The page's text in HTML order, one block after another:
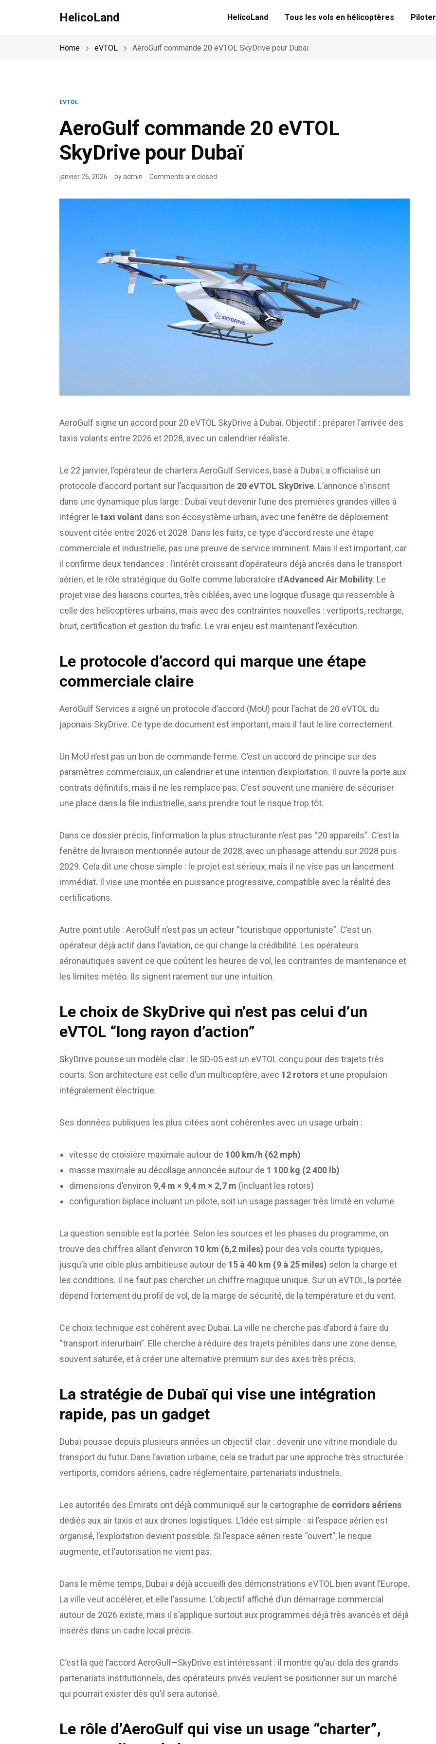
HelicoLand HelicoLand Tous les vols en hélicoptères Piloter
Home eVTOL AeroGulf commande 20 eVTOL SkyDrive pour Dubaï
EVTOL
AeroGulf commande 20 eVTOL
SkyDrive pour Dubaï
janvier 26, 2026 byadmin Comments are closed
AeroGulf signe un accord pour 20 eVTOL SkyDrive à Dubaï. Objectif : préparer l’arrivée des
taxis volants entre 2026 et 2028, avec un calendrier réaliste.
Le 22 janvier, l’opérateur de charters AeroGulf Services, basé à Dubaï, a officialisé un
protocole d’accord portant sur l’acquisition de 20 eVTOL SkyDrive. L’annonce s’inscrit
dans une dynamique plus large : Dubaï veut devenir l’une des premières grandes villes à
intégrer le taxi volant dans son écosystème urbain, avec une fenêtre de déploiement
souvent citée entre 2026 et 2028. Dans les faits, ce type d’accord reste une étape
commerciale et industrielle, pas une preuve de service imminent. Mais il est important, car
il confirme deux tendances : l’intérêt croissant d’opérateurs déjà ancrés dans le transport
aérien, et le rôle stratégique du Golfe comme laboratoire d’Advanced Air Mobility. Le
projet vise des liaisons courtes, très ciblées, avec une logique d’usage qui ressemble à
celle des hélicoptères urbains, mais avec des contraintes nouvelles : vertiports, recharge,
bruit, certification et gestion du trafic. Le vrai enjeu est maintenant l’exécution.
Le protocole d’accord qui marque une étape
commerciale claire
AeroGulf Services a signé un protocole d’accord (MoU) pour l’achat de 20 eVTOL du
japonais SkyDrive. Ce type de document est important, mais il faut le lire correctement.
Un MoU n’est pas un bon de commande ferme. C’est un accord de principe sur des
paramètres commerciaux, un calendrier et une intention d’exploitation. Il ouvre la porte aux
contrats définitifs, mais il ne les remplace pas. C’est souvent une manière de sécuriser
une place dans la file industrielle, sans prendre tout le risque trop tôt.
Dans ce dossier précis, l’information la plus structurante n’est pas “20 appareils”. C’est la
fenêtre de livraison mentionnée autour de 2028, avec un phasage attendu sur 2028 puis
2029. Cela dit une chose simple : le projet est sérieux, mais il ne vise pas un lancement
immédiat. Il vise une montée en puissance progressive, compatible avec la réalité des
certifications.
Autre point utile : AeroGulf n’est pas un acteur “touristique opportuniste”. C’est un
opérateur déjà actif dans l’aviation, ce qui change la crédibilité. Les opérateurs
aéronautiques savent ce que coûtent les heures de vol, les contraintes de maintenance et
les limites météo. Ils signent rarement sur une intuition.
Le choix de SkyDrive qui n’est pas celui d’un
eVTOL “long rayon d’action”
SkyDrive pousse un modèle clair : le SD-05 est un eVTOL conçu pour des trajets très
courts. Son architecture est celle d’un multicoptère, avec 12 rotors et une propulsion
intégralement électrique.
Ses données publiques les plus citées sont cohérentes avec un usage urbain :
vitesse de croisière maximale autour de 100 km/h (62 mph)
masse maximale au décollage annoncée autour de 1 100 kg (2 400 lb)
dimensions d’environ 9,4 m × 9,4 m × 2,7 m (incluant les rotors)
configuration biplace incluant un pilote, soit un usage passager très limité en volume
La question sensible est la portée. Selon les sources et les phases du programme, on
trouve des chiffres allant d’environ 10 km (6,2 miles) pour des vols courts typiques,
jusqu’à une cible plus ambitieuse autour de 15 à 40 km (9 à 25 miles) selon la charge et
les conditions. Il ne faut pas chercher un chiffre magique unique. Sur un eVTOL, la portée
dépend fortement du profil de vol, de la marge de sécurité, de la température et du vent.
Ce choix technique est cohérent avec Dubaï. La ville ne cherche pas d’abord à faire du
“transport interurbain”. Elle cherche à réduire des trajets pénibles dans une zone dense,
souvent saturée, et à créer une alternative premium sur des axes très précis.
La stratégie de Dubaï qui vise une intégration
rapide, pas un gadget
Dubaï pousse depuis plusieurs années un objectif clair : devenir une vitrine mondiale du
transport du futur. Dans l’aviation urbaine, cela se traduit par une approche très structurée :
vertiports, corridors aériens, cadre réglementaire, partenariats industriels.
Les autorités des Émirats ont déjà communiqué sur la cartographie de corridors aériens
dédiés aux air taxis et aux drones logistiques. L’idée est simple : si l’espace aérien est
organisé, l’exploitation devient possible. Si l’espace aérien reste “ouvert”, le risque
augmente, et l’autorisation ne vient pas.
Dans le même temps, Dubaï a déjà accueilli des démonstrations eVTOL bien avant l’Europe.
La ville veut accélérer, et elle l’assume. L’objectif affiché d’un démarrage commercial
autour de 2026 existe, mais il s’applique surtout aux programmes déjà très avancés et déjà
insérés dans un cadre local précis.
C’est là que l’accord AeroGulf–SkyDrive est intéressant : il montre qu’au-delà des grands
partenariats institutionnels, des opérateurs privés veulent se positionner sur un marché
qui pourrait exister dès qu’il sera autorisé.
Le rôle d’AeroGulf qui vise un usage “charter”,